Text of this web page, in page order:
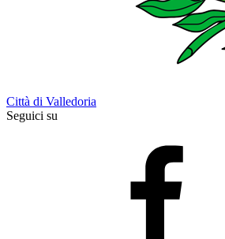
Città di Valledoria
Seguici su